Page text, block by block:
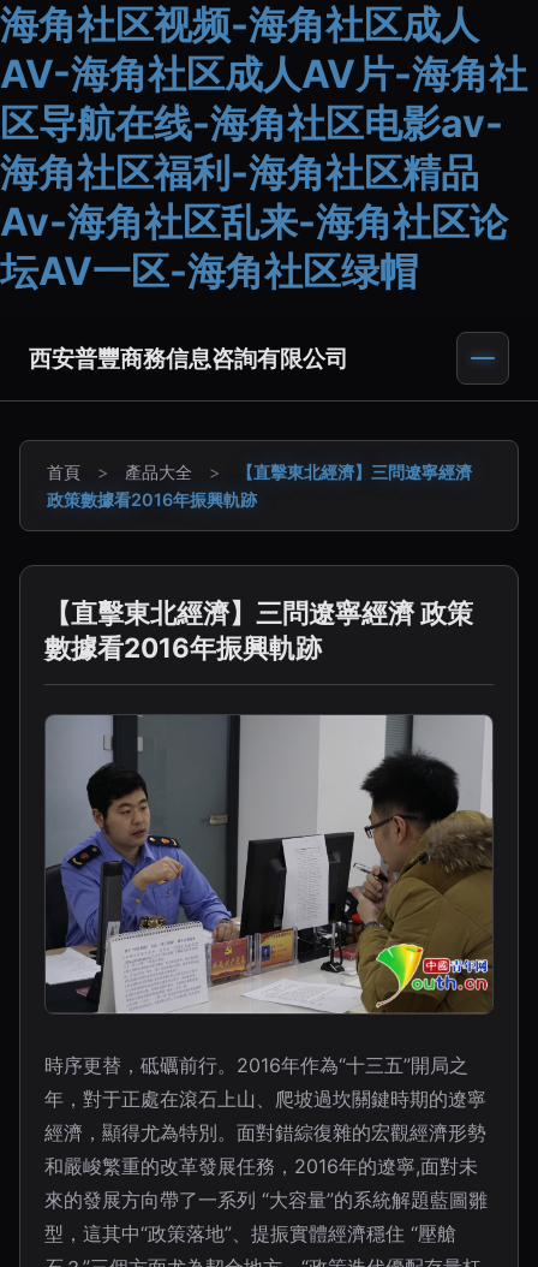
海角社区视频-海角社区成人
AV-海角社区成人AV片-海角社
区导航在线-海角社区电影av-
海角社区福利-海角社区精品
Av-海角社区乱来-海角社区论
坛AV一区-海角社区绿帽
西安普豐商務信息咨詢有限公司
首頁 > 產品大全 >
【直擊東北經濟】三問遼寧經濟
政策數據看2016年振興軌跡
【直擊東北經濟】三問遼寧經濟 政策
數據看2016年振興軌跡
時序更替，砥礪前行。2016年作為“十三五”開局之
年，對于正處在滾石上山、爬坡過坎關鍵時期的遼寧
經濟，顯得尤為特別。面對錯綜復雜的宏觀經濟形勢
和嚴峻繁重的改革發展任務，2016年的遼寧,面對未
來的發展方向帶了一系列 “大容量”的系統解題藍圖雛
型，這其中“政策落地”、提振實體經濟穩住 “壓艙